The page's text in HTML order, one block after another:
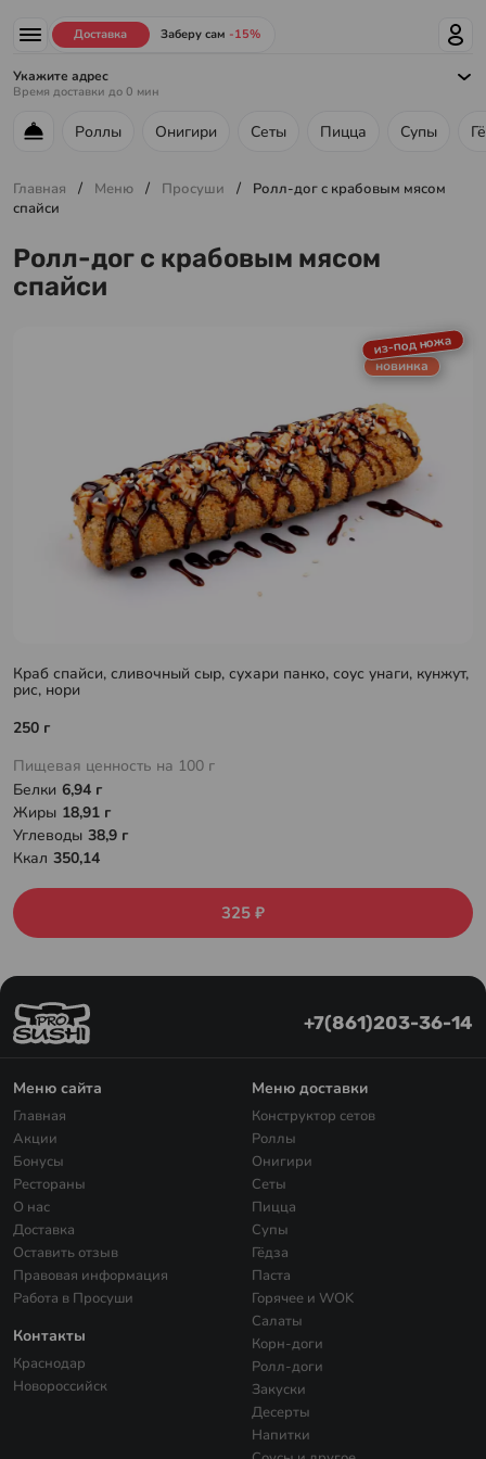
Доставка Заберу сам -15%
Укажите адрес
Время доставки до 0 мин
Меню ресторана
Роллы Онигири Сеты Пицца Супы
Главная / Меню / Просуши /
Ролл-дог с крабовым мясом
спайси
Ролл-дог с крабовым мясом
спайси
из-под ножа
новинка
Краб спайси, сливочный сыр, сухари панко, соус унаги, кунжут,
рис, нори
250 г
Пищевая ценность на 100 г
Белки 6,94 г
Жиры 18,91 г
Углеводы 38,9 г
Ккал 350,14
325 ₽
+7(861)203-36-14
Меню сайта
Главная
Акции
Бонусы
Рестораны
О нас
Доставка
Оставить отзыв
Правовая информация
Работа в Просуши
Контакты
Краснодар
Новороссийск
Меню доставки
Конструктор сетов
Роллы
Онигири
Сеты
Пицца
Супы
Гёдза
Паста
Горячее и WOK
Салаты
Корн-доги
Ролл-доги
Закуски
Десерты
Напитки